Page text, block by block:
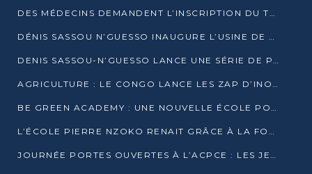
DES MÉDECINS DEMANDENT L’INSCRIPTION DU TRAITEMENT DU PIED-BOT DANS LES CURSUS UNIVERSITAIRES
DÉNIS SASSOU N’GUESSO INAUGURE L’USINE DE VALORISATION DU GAZ ASSOCIÉ
DENIS SASSOU-N’GUESSO LANCE UNE SÉRIE DE PROJETS DANS LE KOUILOU
AGRICULTURE : LE CONGO LANCE LES ZAP D’INONI ET YONO
BE GREEN ACADEMY : UNE NOUVELLE ÉCOLE POUR LES MÉTIERS DE L’ÉCOLOGIE À POINTE-NOIRE
L’ÉCOLE PIERRE NZOKO RENAIT GRÂCE À LA FONDATION MUCODEC
JOURNÉE PORTES OUVERTES À L’ACPCE : LES JEUNES EN IMMERSION DANS L’ENTREPRISE